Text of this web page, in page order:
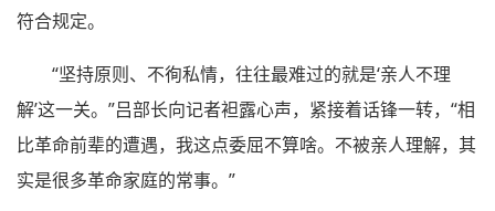
符合规定。
“坚持原则、不徇私情，往往最难过的就是‘亲人不理
解’这一关。”吕部长向记者袒露心声，紧接着话锋一转，“相
比革命前辈的遭遇，我这点委屈不算啥。不被亲人理解，其
实是很多革命家庭的常事。”